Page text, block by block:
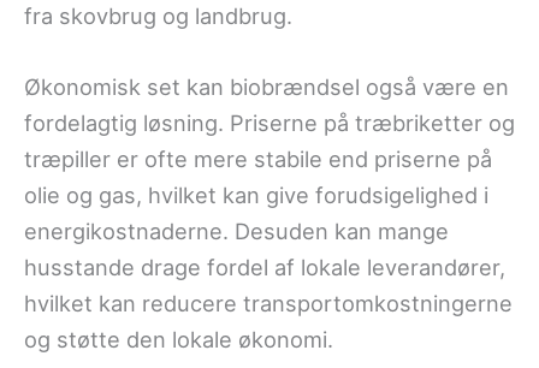
fra skovbrug og landbrug.
Økonomisk set kan biobrændsel også være en
fordelagtig løsning. Priserne på træbriketter og
træpiller er ofte mere stabile end priserne på
olie og gas, hvilket kan give forudsigelighed i
energikostnaderne. Desuden kan mange
husstande drage fordel af lokale leverandører,
hvilket kan reducere transportomkostningerne
og støtte den lokale økonomi.